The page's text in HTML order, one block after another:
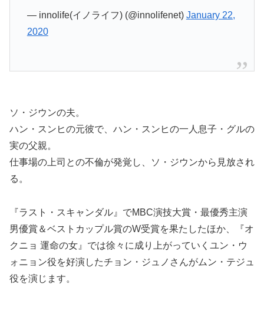
— innolife(イノライフ) (@innolifenet) January 22,
2020
ソ・ジウンの夫。
ハン・スンヒの元彼で、ハン・スンヒの一人息子・グルの
実の父親。
仕事場の上司との不倫が発覚し、ソ・ジウンから見放され
る。
『ラスト・スキャンダル』でMBC演技大賞・最優秀主演
男優賞＆ベストカップル賞のW受賞を果たしたほか、『オ
クニョ 運命の女』では徐々に成り上がっていくユン・ウ
ォニョン役を好演したチョン・ジュノさんがムン・テジュ
役を演じます。